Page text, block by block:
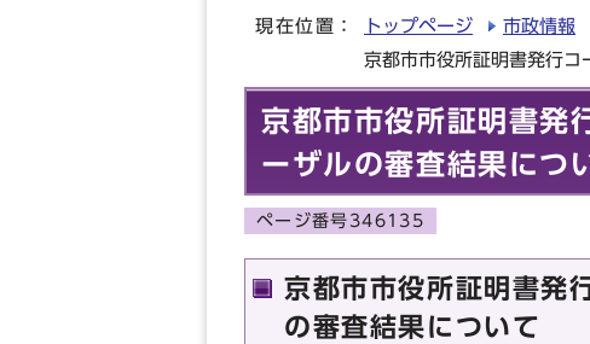
現在位置： トップページ 市政情報
京都市市役所証明書発行コ
京都市市役所証明書発
ーザルの審査結果につ
ページ番号346135
京都市市役所証明書発
の審査結果について